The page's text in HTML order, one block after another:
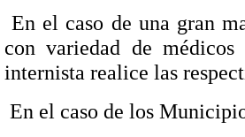
En el caso de una gran
con variedad de médicos
internista realice las
En el caso de los